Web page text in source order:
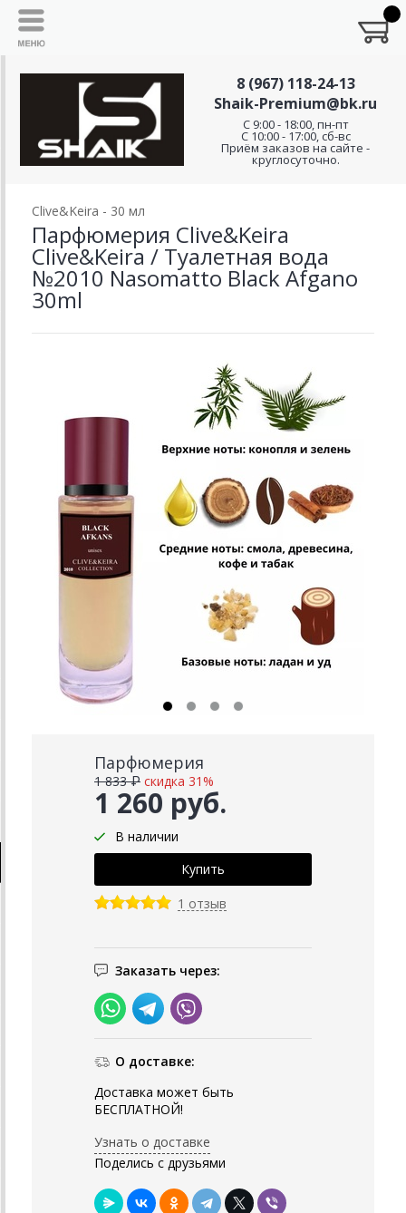
8 (967) 118-24-13
Shaik-Premium@bk.ru
C 9:00 - 18:00, пн-пт
С 10:00 - 17:00, сб-вс
Приём заказов на сайте -
круглосуточно.
Clive&Keira - 30 мл
Парфюмерия Clive&Keira
Clive&Keira / Туалетная вода
№2010 Nasomatto Black Afgano
30ml
Парфюмерия
1 260 руб.
1 833 ₽ скидка 31%
В наличии
1 отзыв
Заказать через:
О доставке:
Доставка может быть
БЕСПЛАТНОЙ!
Узнать о доставке
Поделись с друзьями